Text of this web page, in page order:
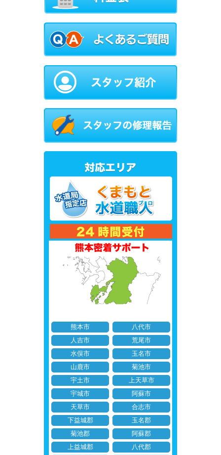
熊本市
八代市
人吉市
荒尾市
水俣市
玉名市
山鹿市
菊池市
宇土市
上天草市
宇城市
阿蘇市
天草市
合志市
下益城郡
玉名郡
菊池郡
阿蘇郡
上益城郡
八代郡